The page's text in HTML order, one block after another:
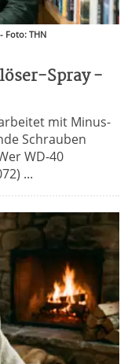
Foto: THN
Spray -
mit Minus-
Schrauben
WD-40
...